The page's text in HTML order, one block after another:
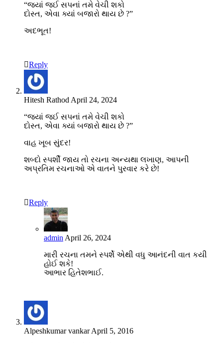
“જ્યાં જઈ સપનાં તમે વેચી શકો
દોસ્ત, એવા ક્યાં બજારો થાય છે ?”
અદભૂત!
Reply
Hitesh Rathod April 24, 2024
“જ્યાં જઈ સપનાં તમે વેચી શકો
દોસ્ત, એવા ક્યાં બજારો થાય છે ?”
વાહ ખૂબ સુંદર!
શબ્દો સ્પર્શી જાય તો રચના અન્યથા લખાણ, આપની
અપ્રતિમ રચનાઓ એ વાતને પુરવાર કરે છે!
Reply
admin April 26, 2024
મારી રચના તમને સ્પર્શે એથી વધુ આનંદની વાત કયી
હોઈ શકે!
આભાર હિતેશભાઈ.
Alpeshkumar vankar April 5, 2016